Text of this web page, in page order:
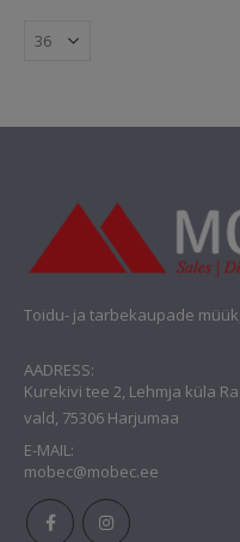
Toidu- ja tarbekaupade
AADRESS:
Kurekivi tee 2, Lehmja küla
vald, 75306 Harjumaa
E-MAIL:
mobec@mobec.ee